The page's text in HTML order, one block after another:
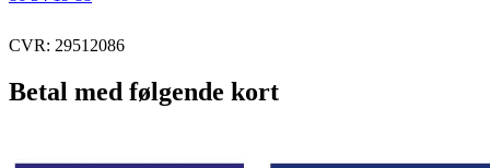
CVR: 29512086
Betal med følgende kort